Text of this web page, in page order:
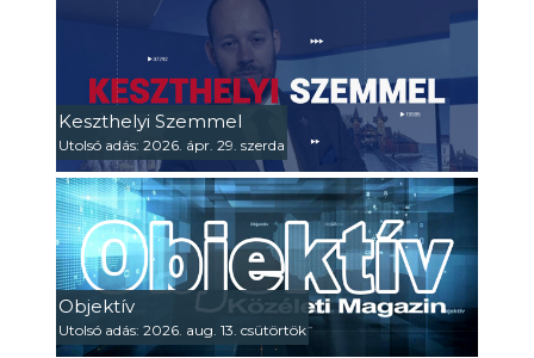
Keszthelyi Szemmel
Utolsó adás: 2026. ápr. 29. szerda
Objektív
Utolsó adás: 2026. aug. 13. csütörtök